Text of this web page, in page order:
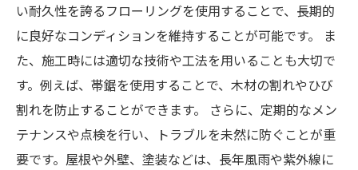
い耐久性を誇るフローリングを使用することで、長期的
に良好なコンディションを維持することが可能です。 ま
た、施工時には適切な技術や工法を用いることも大切で
す。例えば、帯鋸を使用することで、木材の割れやひび
割れを防止することができます。 さらに、定期的なメン
テナンスや点検を行い、トラブルを未然に防ぐことが重
要です。屋根や外壁、塗装などは、長年風雨や紫外線に